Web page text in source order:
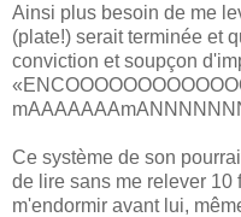
Ainsi plus besoin de me
(plate!) serait terminée et
conviction et soupçon
Ce système de son
de lire sans me relever 10
m'endormir avant lui,